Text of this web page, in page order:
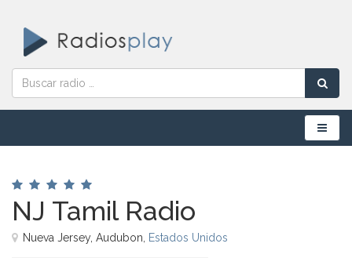
Menú
NJ Tamil Radio
Nueva Jersey, Audubon, Estados Unidos